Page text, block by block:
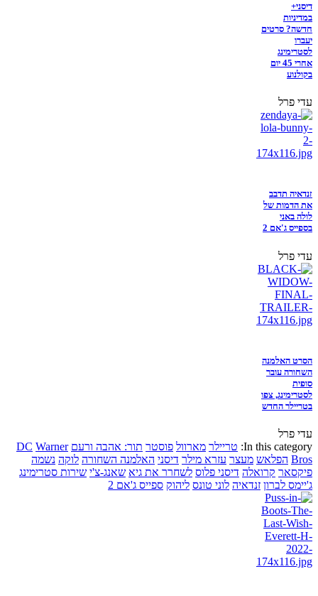
דיסני+
במדיניות
חדשה? סרטים
יעברו
לסטרימינג
אחרי 45 יום
בקולנוע
עדי פרל
זנדאיה תדבב
את הדמות של
לולה באני
בספייס ג'אם 2
עדי פרל
הסרט האלמנה
השחורה עובר
סופית
לסטרימינג, צפו
בטריילר החדש
עדי פרל
In this category: טריילר מארוול פוסטר תור: אהבה ורעם DC Warner
Bros הפלאש מעצר עזרא מילר דיסני האלמנה השחורה לוקה נשמה
פיקסאר קרואלה דיסני פלוס לשחרר את גיא שאנג-צ'י שירות סטרימינג
ג'יימס לברון זנדאיה לוני טונס ליהוק ספייס ג'אם 2